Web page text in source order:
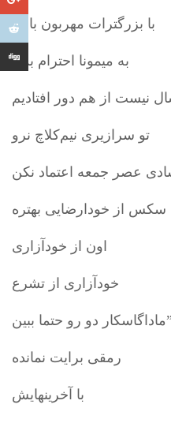
با بزرگترات مهربون باش
به میمونا احترام بذار
نیست از هم دور افتادیم
تو سرازیری نیم‌کلاچ نرو
عصر جمعه اعتماد نکن
سکس از خودارضایی بهتره
اون از خودآزاری
خودآزاری از تشرع
ماداگاسکار دو رو حتما ببین”
رمقی برایت نمانده
با آخرینهایش